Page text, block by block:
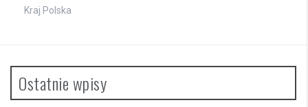
Kraj Polska
Ostatnie wpisy